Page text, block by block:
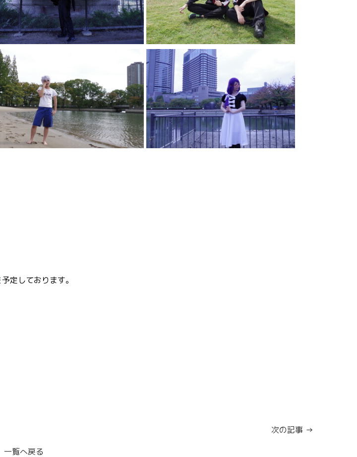
定しております。
次の記事 →
一覧へ戻る